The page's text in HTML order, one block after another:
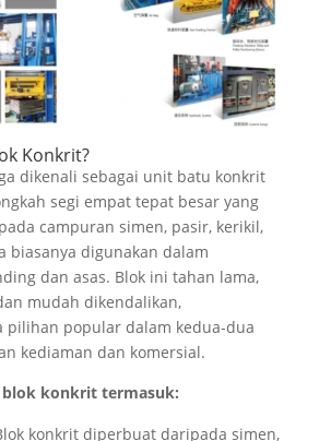
Konkrit?
dikenali sebagai unit batu konkrit
segi empat tepat besar yang
campuran simen, pasir, kerikil,
biasanya digunakan dalam
dan asas. Blok ini tahan lama,
mudah dikendalikan,
pilihan popular dalam kedua-dua
kediaman dan komersial.
konkrit termasuk:
konkrit diperbuat daripada simen,